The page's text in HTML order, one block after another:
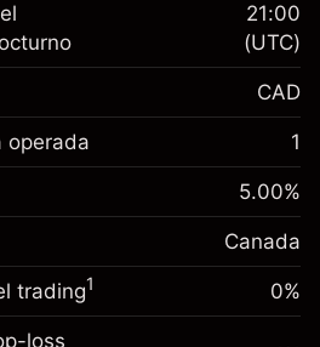
inversión
CA$1,000.00
nocturno
valor total de la
-0.01726
(-CA$3.45)
~ $
CA$19,000.00
CA$1,000.00
valor total de la
-0.004658
(-CA$0.93)
operación con apalancamiento
21:00
(UTC)
CAD
operada 1
5.00%
Canada
trading1 0%
loss